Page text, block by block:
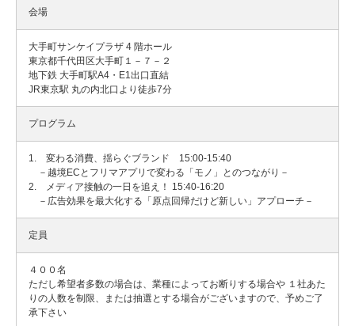
会場
大手町サンケイプラザ 4 階ホール
東京都千代田区大手町１－７－２
地下鉄 大手町駅A4・E1出口直結
JR東京駅 丸の内北口より徒歩7分
プログラム
1. 変わる消費、揺らぐブランド 15:00-15:40
－越境ECとフリマアプリで変わる「モノ」とのつながり－
2. メディア接触の一日を追え！ 15:40-16:20
－広告効果を最大化する「原点回帰だけど新しい」アプローチ－
定員
４００名
ただし希望者多数の場合は、業種によってお断りする場合や １社あた
りの人数を制限、または抽選とする場合がございますので、予めご了
承下さい